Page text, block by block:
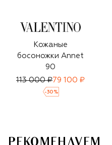
Кожаные
босоножки Annet
90
113 000 ₽79 100 ₽
-30 %